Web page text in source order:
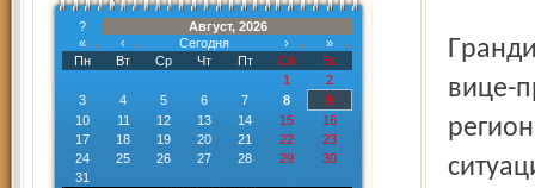
?
Август, 2026
«
‹ Сегодня ›
»
Пн
Вт Ср Чт Пт Сб
Вс
1
2
3
4 5 6 7 8
9
10
11 12 13 14 15
16
17
18 19 20 21 22
23
24
25 26 27 28 29
30
31
Грандиозное мероприятие пройдёт под руководством
вице-